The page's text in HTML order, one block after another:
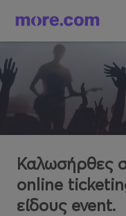
Καλωσήρθες
online
είδους event.